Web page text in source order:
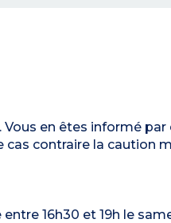
en êtes informé
contraire la caution
16h30 et 19h le